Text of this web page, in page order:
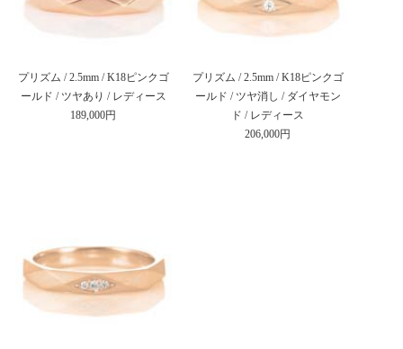
プリズム / 2.5mm / K18ピンクゴ
ールド / ツヤあり / レディース
189,000円
プリズム / 2.5mm / K18ピンクゴ
ールド / ツヤ消し / ダイヤモン
ド / レディース
206,000円